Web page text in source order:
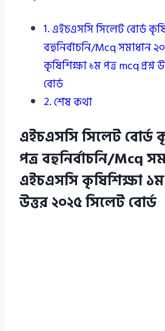
এইচএসসি সিলেট বোর্ড
বহুনির্বাচনি/Mcq সমাধান
কৃষিশিক্ষা ১ম পত্র mcq প্রশ্ন
বোর্ড
শেষ কথা
এইচএসসি সিলেট বোর্ড
পত্র বহুনির্বাচনি/Mcq
এইচএসসি কৃষিশিক্ষা ১ম
উত্তর ২০২৫ সিলেট বোর্ড